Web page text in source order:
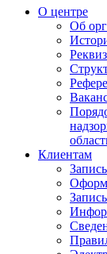
О центре
Об
Клиентам